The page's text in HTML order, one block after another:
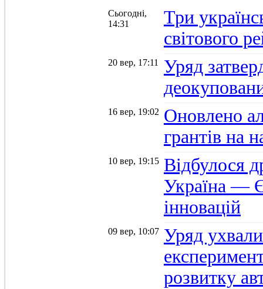
Сьогодні,
14:31
Три
світового
20 вер, 17:11
Уряд
16 вер, 19:02 Оновлено
грантів на
10 вер, 19:15 Відбулося
Україна —
інновацій
09 вер, 10:07 Уряд
розвитку